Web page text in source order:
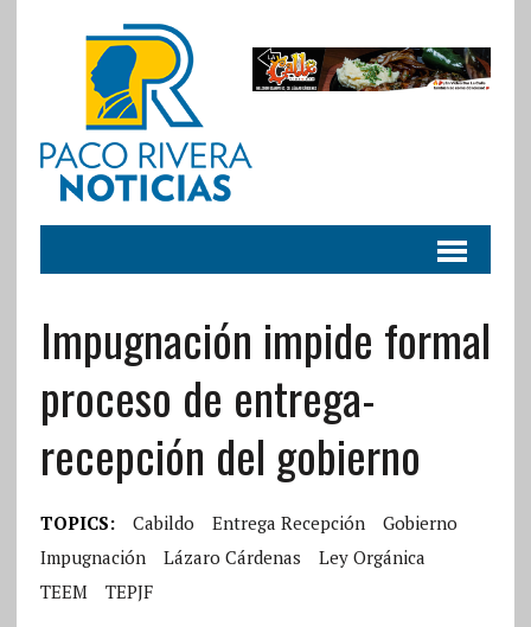
Impugnación impide formal
proceso de entrega-
recepción del gobierno
TOPICS: Cabildo Entrega Recepción
Gobierno
Impugnación
Lázaro Cárdenas
Ley Orgánica
TEEM
TEPJF